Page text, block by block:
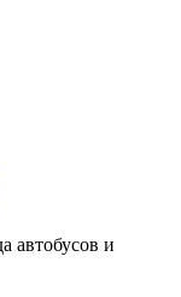
автобусов и